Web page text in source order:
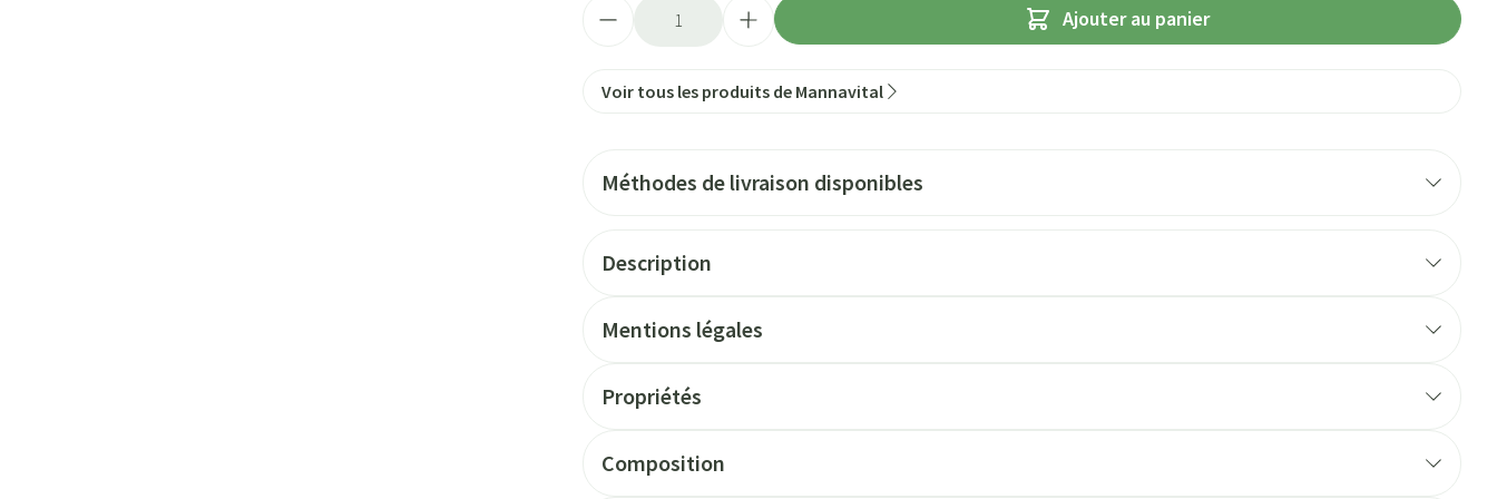
Ajouter au panier
Voir tous les produits de Mannavital
Méthodes de livraison disponibles
Description
Mentions légales
Propriétés
Composition